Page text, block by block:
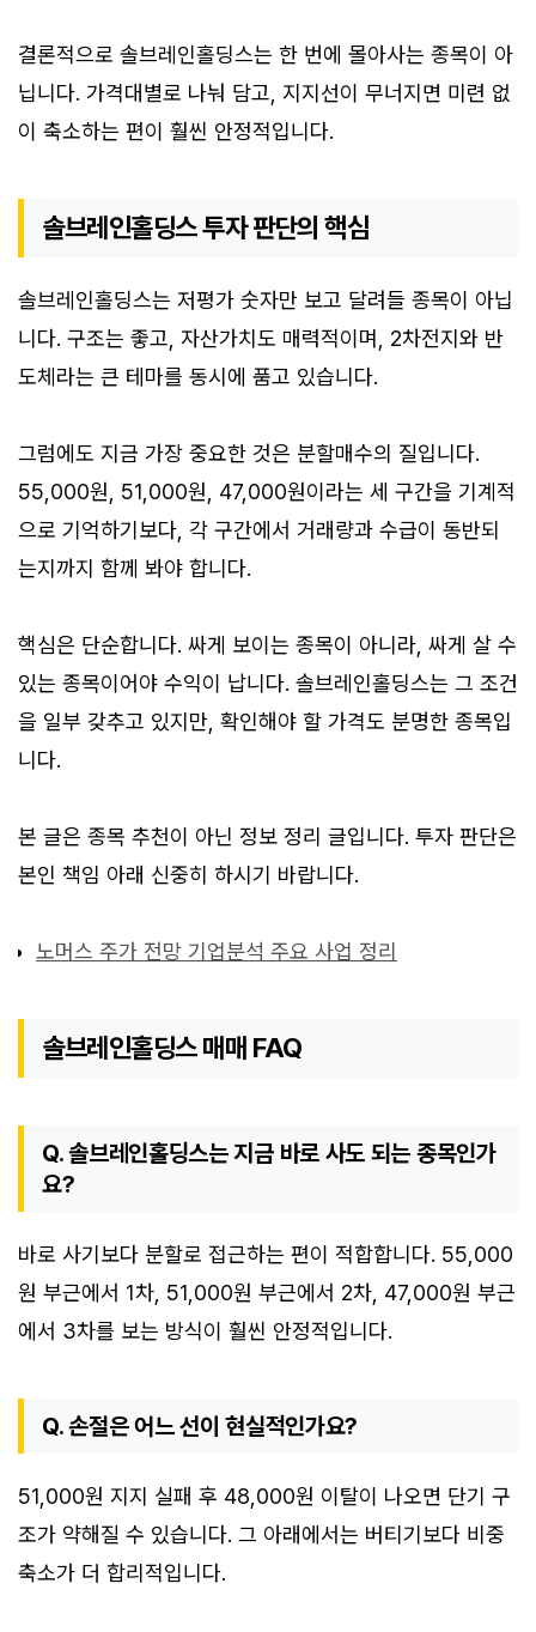
결론적으로 솔브레인홀딩스는 한 번에 몰아사는 종목이 아
닙니다. 가격대별로 나눠 담고, 지지선이 무너지면 미련 없
이 축소하는 편이 훨씬 안정적입니다.
솔브레인홀딩스 투자 판단의 핵심
솔브레인홀딩스는 저평가 숫자만 보고 달려들 종목이 아닙
니다. 구조는 좋고, 자산가치도 매력적이며, 2차전지와 반
도체라는 큰 테마를 동시에 품고 있습니다.
그럼에도 지금 가장 중요한 것은 분할매수의 질입니다.
55,000원, 51,000원, 47,000원이라는 세 구간을 기계적
으로 기억하기보다, 각 구간에서 거래량과 수급이 동반되
는지까지 함께 봐야 합니다.
핵심은 단순합니다. 싸게 보이는 종목이 아니라, 싸게 살 수
있는 종목이어야 수익이 납니다. 솔브레인홀딩스는 그 조건
을 일부 갖추고 있지만, 확인해야 할 가격도 분명한 종목입
니다.
본 글은 종목 추천이 아닌 정보 정리 글입니다. 투자 판단은
본인 책임 아래 신중히 하시기 바랍니다.
노머스 주가 전망 기업분석 주요 사업 정리
솔브레인홀딩스 매매 FAQ
Q. 솔브레인홀딩스는 지금 바로 사도 되는 종목인가
요?
바로 사기보다 분할로 접근하는 편이 적합합니다. 55,000
원 부근에서 1차, 51,000원 부근에서 2차, 47,000원 부근
에서 3차를 보는 방식이 훨씬 안정적입니다.
Q. 손절은 어느 선이 현실적인가요?
51,000원 지지 실패 후 48,000원 이탈이 나오면 단기 구
조가 약해질 수 있습니다. 그 아래에서는 버티기보다 비중
축소가 더 합리적입니다.